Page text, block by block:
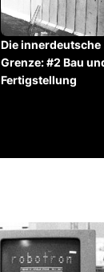
Die innerdeutsche
Grenze: #2 Bau
Fertigstellung